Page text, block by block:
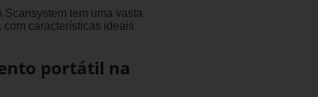
tem uma vasta
características ideais
portátil na